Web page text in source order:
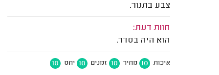
צבע בתנור.
חוות דעת:
הוא היה בסדר.
איכות 10 מחיר 10 זמנים 10 יחס 10